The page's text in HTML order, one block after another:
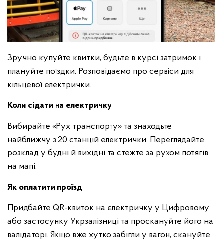
Зручно купуйте квитки, будьте в курсі затримок і
плануйте поїздки. Розповідаємо про сервіси для
кільцевої електрички.
Коли сідати на електричку
Вибирайте «Рух транспорту» та знаходьте
найближчу з 20 станцій електрички. Переглядайте
розклад у будні й вихідні та стежте за рухом потягів
на мапі.
Як оплатити проїзд
Придбайте QR-квиток на електричку у Цифровому
або застосунку Укрзалізниці та проскануйте його на
валідаторі. Якщо вже хутко забігли у вагон, скануйте